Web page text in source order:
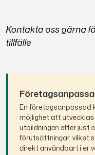
Kontakta oss gärna
tillfälle
En företagsanpassad
möjlighet att
utbildningen efter just
förutsättningar, vilket
direkt användbart i er